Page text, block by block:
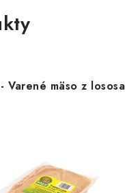
- Varené mäso z lososa